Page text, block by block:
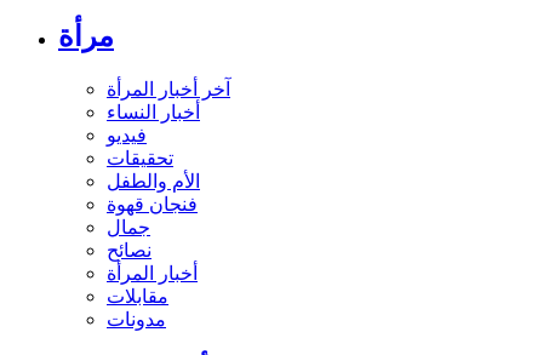
مرأة
آخر أخبار المرأة
أخبار النساء
فيديو
تحقيقات
الأم والطفل
فنجان قهوة
جمال
نصائح
أخبار المرأة
مقابلات
مدونات